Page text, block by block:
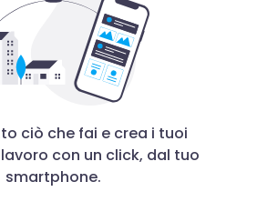
ciò che fai e crea i tuoi
con un click, dal tuo
smartphone.